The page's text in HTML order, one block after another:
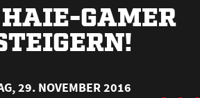
GAMER
29. NOVEMBER 2016